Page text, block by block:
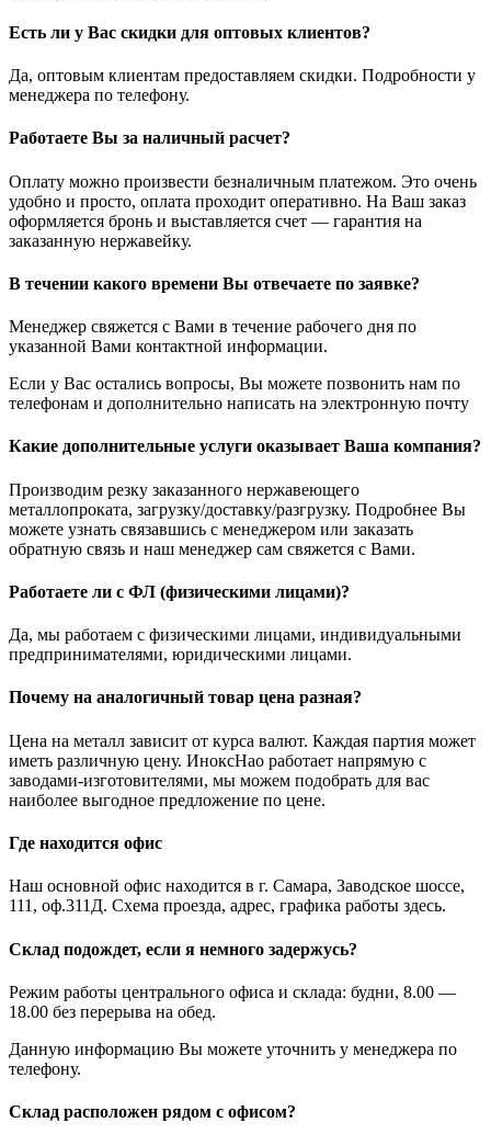
Есть ли у Вас скидки для оптовых клиентов?
Да, оптовым клиентам предоставляем скидки. Подробности у
менеджера по телефону.
Работаете Вы за наличный расчет?
Оплату можно произвести безналичным платежом. Это очень
удобно и просто, оплата проходит оперативно. На Ваш заказ
оформляется бронь и выставляется счет — гарантия на
заказанную нержавейку.
В течении какого времени Вы отвечаете по заявке?
Менеджер свяжется с Вами в течение рабочего дня по
указанной Вами контактной информации.
Если у Вас остались вопросы, Вы можете позвонить нам по
телефонам и дополнительно написать на электронную почту
Какие дополнительные услуги оказывает Ваша компания?
Производим резку заказанного нержавеющего
металлопроката, загрузку/доставку/разгрузку. Подробнее Вы
можете узнать связавшись с менеджером или заказать
обратную связь и наш менеджер сам свяжется с Вами.
Работаете ли с ФЛ (физическими лицами)?
Да, мы работаем с физическими лицами, индивидуальными
предпринимателями, юридическими лицами.
Почему на аналогичный товар цена разная?
Цена на металл зависит от курса валют. Каждая партия может
иметь различную цену. ИноксНао работает напрямую с
заводами-изготовителями, мы можем подобрать для вас
наиболее выгодное предложение по цене.
Где находится офис
Наш основной офис находится в г. Самара, Заводское шоссе,
111, оф.311Д. Схема проезда, адрес, графика работы здесь.
Склад подождет, если я немного задержусь?
Режим работы центрального офиса и склада: будни, 8.00 —
18.00 без перерыва на обед.
Данную информацию Вы можете уточнить у менеджера по
телефону.
Склад расположен рядом с офисом?